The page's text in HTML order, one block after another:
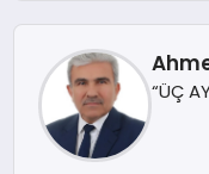
“ÜÇ